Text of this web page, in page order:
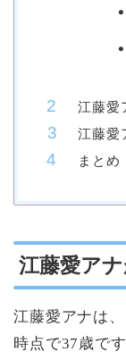
江藤愛
江藤愛
まとめ
江藤愛ア
江藤愛アナは
時点で37歳です